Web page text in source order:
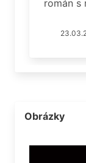
román s
Obrázky